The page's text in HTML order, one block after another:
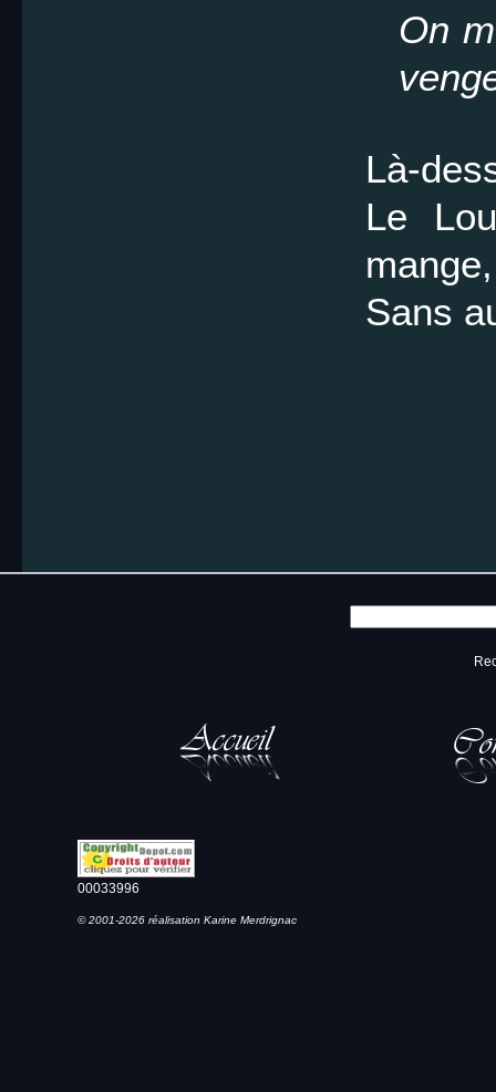
On
Là-
Le
mange,
Sans
00033996
© 2001-2026 réalisation Karine Merdrignac